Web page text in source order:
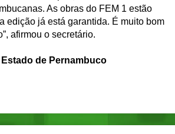
As obras do FEM 1 estão
edição já está garantida. É muito bom
afirmou o secretário.
de Pernambuco